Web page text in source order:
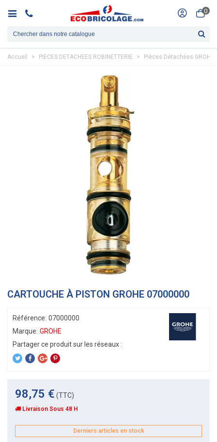
0
Accueil > PIECES DETACHEES ROBINETTERIE > Pièces Détachées GROHE
CARTOUCHE À PISTON GROHE 07000000
Référence: 07000000
Marque: GROHE
98,75 € (TTC)
Livraison Sous 48 H
Derniers articles en stock